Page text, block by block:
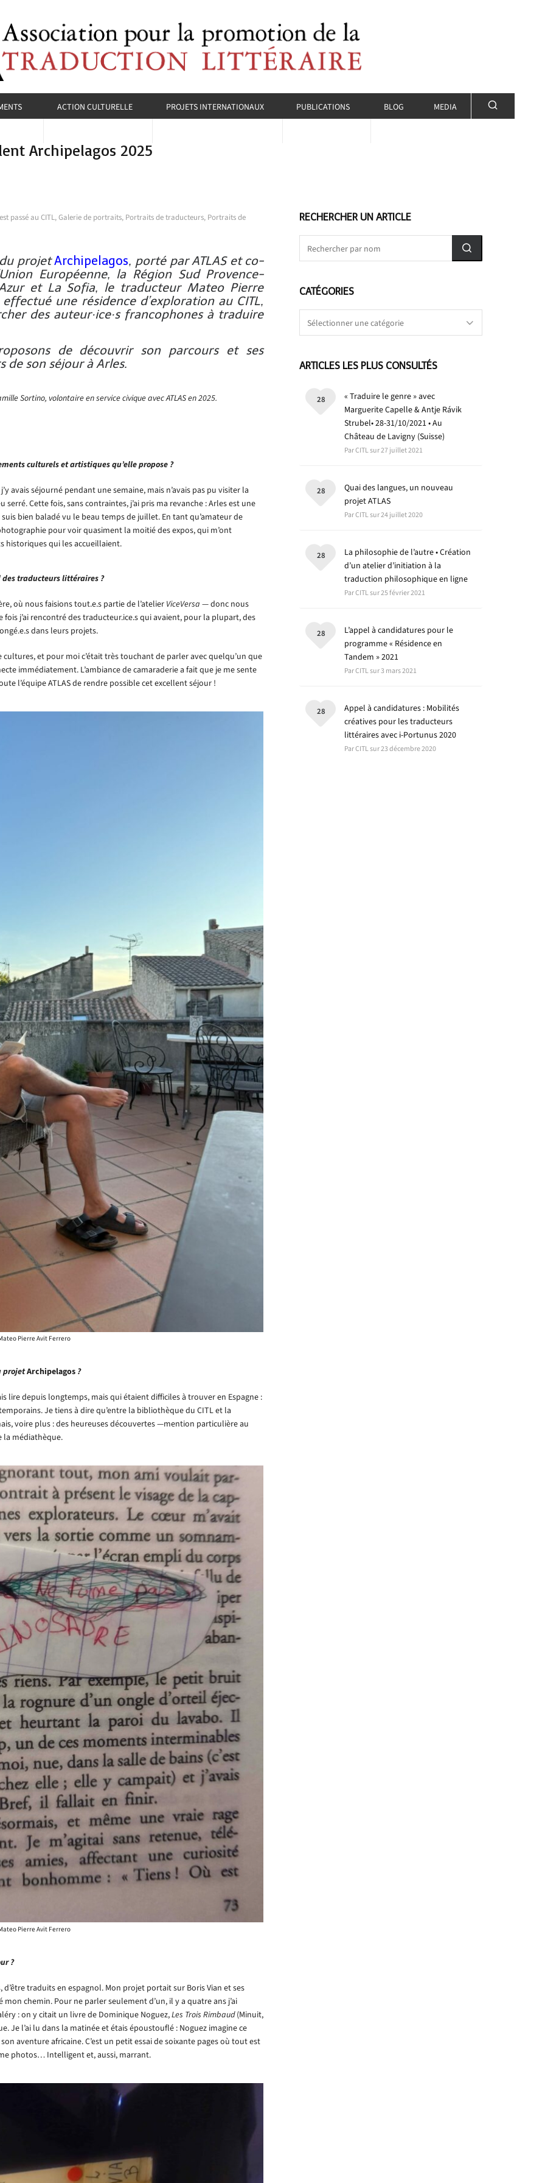
ACTION CULTURELLE PROJETS INTERNATIONAUX PUBLICATIONS BLOG MEDIA
Archipelagos 2025
passé au CITL,Galerie de portraits, Portraits de traducteurs, Portraits de
du projetArchipelagos, porté par ATLAS et co-
Européenne, la Région Sud Provence-
et La Sofia, le traducteur Mateo Pierre
une résidence d’exploration au CITL,
des auteur·ice·s francophones à traduire
de découvrir son parcours et ses
de son séjour à Arles.
Sortino, volontaire en service civique avec ATLAS en 2025.
culturels et artistiques qu’elle propose ?
j’y avais séjourné pendant une semaine, mais n’avais pas pu visiter la
Cette fois, sans contraintes, j’ai pris ma revanche : Arles est une
bien baladé vu le beau temps de juillet. En tant qu’amateur de
pour voir quasiment la moitié des expos, qui m’ont
historiques qui les accueillaient.
des traducteurs littéraires ?
où nous faisions tout.e.s partie de l’atelier ViceVersa — donc nous
j’ai rencontré des traducteur.ice.s qui avaient, pour la plupart, des
dans leurs projets.
cultures, et pour moi c’était très touchant de parler avec quelqu’un que
immédiatement. L’ambiance de camaraderie a fait que je me sente
l’équipe ATLAS de rendre possible cet excellent séjour !
Pierre Avit Ferrero
projetArchipelagos ?
lire depuis longtemps, mais qui étaient difficiles à trouver en Espagne :
Je tiens à dire qu’entre la bibliothèque du CITL et la
voire plus : des heureuses découvertes —mention particulière au
la médiathèque.
Pierre Avit Ferrero
?
traduits en espagnol. Mon projet portait sur Boris Vian et ses
chemin. Pour ne parler seulement d’un, il y a quatre ans j’ai
: on y citait un livre de Dominique Noguez,Les Trois Rimbaud(Minuit,
Je l’ai lu dans la matinée et étais époustouflé : Noguez imagine ce
aventure africaine. C’est un petit essai de soixante pages où tout est
photos… Intelligent et, aussi, marrant.
RECHERCHER UN ARTICLE
CATÉGORIES
ARTICLES LES PLUS CONSULTÉS
« Traduire le genre » avec
Marguerite Capelle & Antje Rávik
Strubel• 28-31/10/2021 • Au
Château de Lavigny (Suisse)
Par CITL sur 27 juillet 2021
28
Quai des langues, un nouveau
projet ATLAS
Par CITL sur 24 juillet 2020
28
La philosophie de l’autre • Création
d’un atelier d’initiation à la
traduction philosophique en ligne
Par CITL sur 25 février 2021
28
L’appel à candidatures pour le
programme « Résidence en
Tandem » 2021
Par CITL sur 3 mars 2021
28
Appel à candidatures : Mobilités
créatives pour les traducteurs
littéraires avec i-Portunus 2020
Par CITL sur 23 décembre 2020
28